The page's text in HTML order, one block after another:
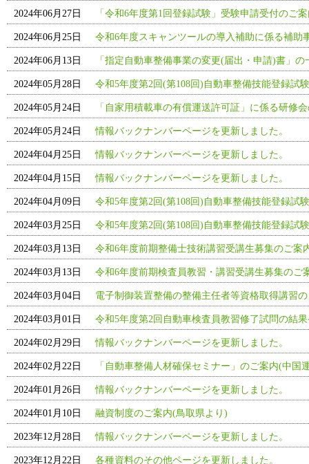
2024年06月27日 「令和6年度第1回登録試験」受験申請受付のご
2024年06月25日 令和6年度スキャンツールの導入補助に係る補助
2024年06月13日 「指定自動車整備事業の変更(届出・申請)書」
2024年05月28日 令和5年度第2回(第108回)自動車整備技能登録試
2024年05月24日 「自家用積載車の有償運送許可証」に係る研修
2024年05月24日 情報バックナンバーページを更新しました。
2024年04月25日 情報バックナンバーページを更新しました。
2024年04月15日 情報バックナンバーページを更新しました。
2024年04月09日 令和5年度第2回(第108回)自動車整備技能登録試
2024年03月25日 令和5年度第2回(第108回)自動車整備技能登録試
2024年03月13日 令和6年度前期整備士技術講習受講生募集のご案
2024年03月13日 令和6年度前期検査員教習・講習受講生募集のご
2024年03月04日 電子制御装置整備の整備主任者等資格取得講習
2024年03月01日 令和5年度第2回自動車検査員教習修了試問の結
2024年02月29日 情報バックナンバーページを更新しました。
2024年02月22日 「自動車整備人材確保セミナー」のご案内(中国
2024年01月26日 情報バックナンバーページを更新しました。
2024年01月10日 融資制度のご案内(鳥取県より)
2023年12月28日 情報バックナンバーページを更新しました。
2023年12月22日 各種資料のその他ページを更新しました。